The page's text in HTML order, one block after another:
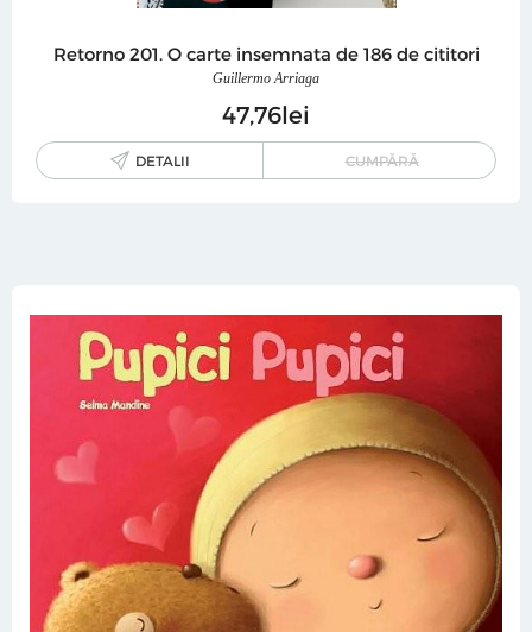
Retorno 201. O carte insemnata de 186 de cititori
Guillermo Arriaga
4776lei
DETALII CUMPĂRĂ